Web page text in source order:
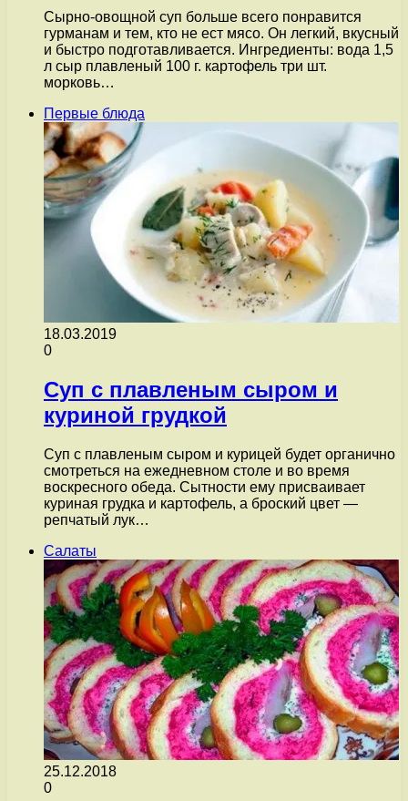
Сырно-овощной суп больше всего понравится
гурманам и тем, кто не ест мясо. Он легкий, вкусный
и быстро подготавливается. Ингредиенты: вода 1,5
л сыр плавленый 100 г. картофель три шт.
морковь…
Первые блюда
18.03.2019
0
Суп с плавленым сыром и
куриной грудкой
Суп с плавленым сыром и курицей будет органично
смотреться на ежедневном столе и во время
воскресного обеда. Сытности ему присваивает
куриная грудка и картофель, а броский цвет —
репчатый лук…
Салаты
25.12.2018
0